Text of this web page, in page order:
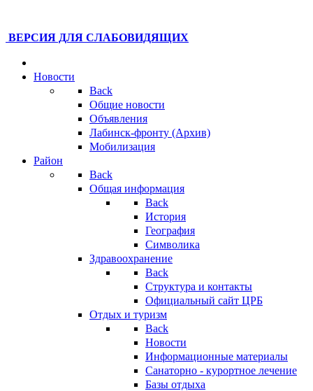
ВЕРСИЯ ДЛЯ СЛАБОВИДЯЩИХ
Новости
Back
Общие новости
Объявления
Лабинск-фронту (Архив)
Мобилизация
Район
Back
Общая информация
Back
История
География
Символика
Здравоохранение
Back
Структура и контакты
Официальный сайт ЦРБ
Отдых и туризм
Back
Новости
Информационные материалы
Санаторно - курортное лечение
Базы отдыха